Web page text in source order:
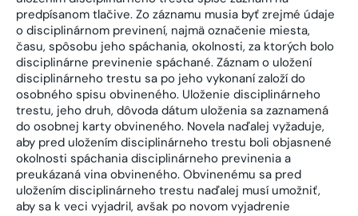
predpísanom tlačive. Zo záznamu musia byť zrejmé údaje
o disciplinárnom previnení, najmä označenie miesta,
času, spôsobu jeho spáchania, okolnosti, za ktorých bolo
disciplinárne previnenie spáchané. Záznam o uložení
disciplinárneho trestu sa po jeho vykonaní založí do
osobného spisu obvineného. Uloženie disciplinárneho
trestu, jeho druh, dôvoda dátum uloženia sa zaznamená
do osobnej karty obvineného. Novela naďalej vyžaduje,
aby pred uložením disciplinárneho trestu boli objasnené
okolnosti spáchania disciplinárneho previnenia a
preukázaná vina obvineného. Obvinenému sa pred
uložením disciplinárneho trestu naďalej musí umožniť,
aby sa k veci vyjadril, avšak po novom vyjadrenie